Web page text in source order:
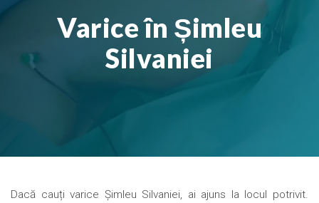
Varice în Șimleu
Silvaniei
Dacă cauți varice Șimleu Silvaniei, ai ajuns la locul potrivit.